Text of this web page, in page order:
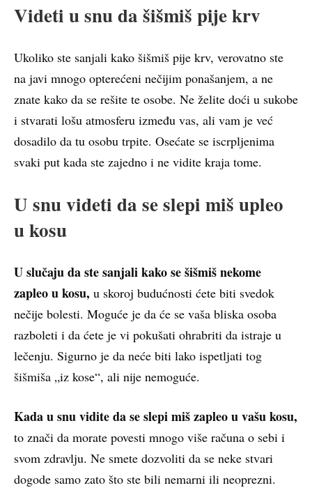
Videti u snu da šišmiš pije krv
Ukoliko ste sanjali kako šišmiš pije krv, verovatno ste
na javi mnogo opterećeni nečijim ponašanjem, a ne
znate kako da se rešite te osobe. Ne želite doći u sukobe
i stvarati lošu atmosferu između vas, ali vam je već
dosadilo da tu osobu trpite. Osećate se iscrpljenima
svaki put kada ste zajedno i ne vidite kraja tome.
U snu videti da se slepi miš upleo
u kosu
U slučaju da ste sanjali kako se šišmiš nekome
zapleo u kosu, u skoroj budućnosti ćete biti svedok
nečije bolesti. Moguće je da će se vaša bliska osoba
razboleti i da ćete je vi pokušati ohrabriti da istraje u
lečenju. Sigurno je da neće biti lako ispetljati tog
šišmiša „iz kose“, ali nije nemoguće.
Kada u snu vidite da se slepi miš zapleo u vašu kosu,
to znači da morate povesti mnogo više računa o sebi i
svom zdravlju. Ne smete dozvoliti da se neke stvari
dogode samo zato što ste bili nemarni ili neoprezni.